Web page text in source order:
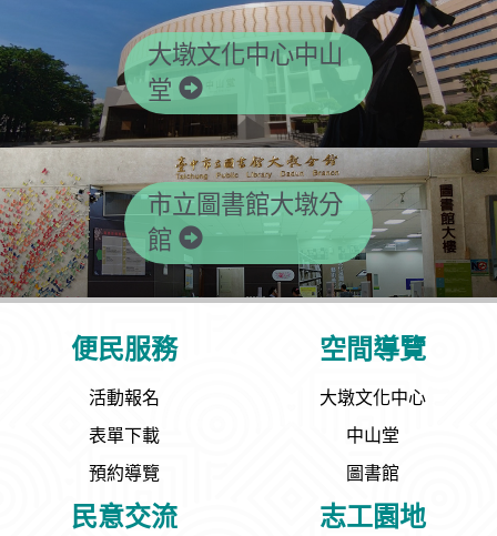
大墩文化中心中山
堂
市立圖書館大墩分
館
便民服務
活動報名
表單下載
預約導覽
空間導覽
大墩文化中心
中山堂
圖書館
民意交流 志工園地